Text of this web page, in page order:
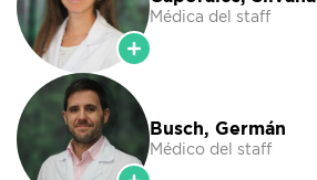
Médica del staff
Busch, Germán
Médico del staff